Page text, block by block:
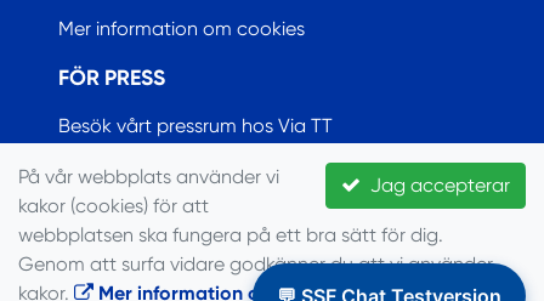
Mer information om cookies
FÖR PRESS
Besök vårt pressrum hos Via TT
© Seglarförbundet, 2022
💬 SSF Chat Testversion
Jag accepterar
På vår webbplats använder vi
kakor (cookies) för att
webbplatsen ska fungera på ett bra sätt för dig.
Genom att surfa vidare godkänner du att vi använder
kakor.
Mer information om cookies.